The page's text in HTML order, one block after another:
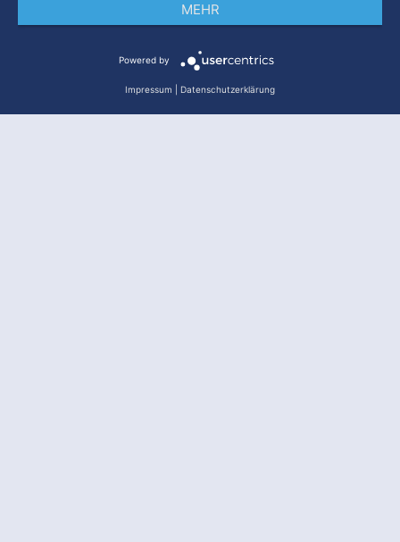
Datenschutz
MEHR
Powered by
Impressum Datenschutzerklärung